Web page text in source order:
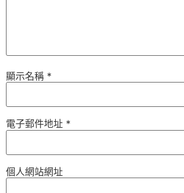
顯示名稱 *
電子郵件地址 *
個人網站網址